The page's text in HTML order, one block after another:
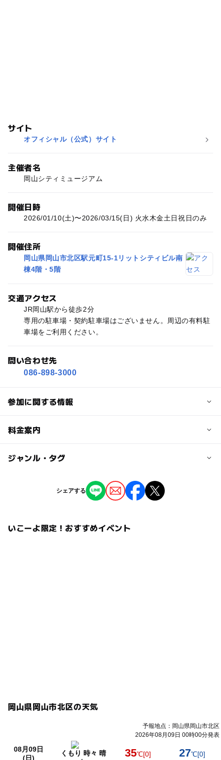
サイト
オフィシャル（公式）サイト
主催者名
岡山シティミュージアム
開催日時
2026/01/10(土)〜2026/03/15(日) 火水木金土日祝日のみ
開催住所
岡山県岡山市北区駅元町15-1リットシティビル南
棟4階・5階
交通アクセス
JR岡山駅から徒歩2分
専用の駐車場・契約駐車場はございません。周辺の有料駐
車場をご利用ください。
問い合わせ先
086-898-3000
参加に関する情報
対象年齢
料金案内
子供の料金
子供の料金詳細
ジャンル・タグ
シェアする
いこーよ限定！おすすめイベント
岡山県岡山市北区の天気
予報地点：岡山県岡山市北区
2026年08月09日 00時00分発表
08月09日
(日)
くもり 時々 晴
35℃[0] 27℃[0]